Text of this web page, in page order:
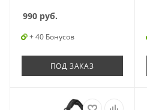
990 руб.
+ 40 Бонусов
ПОД ЗАКАЗ